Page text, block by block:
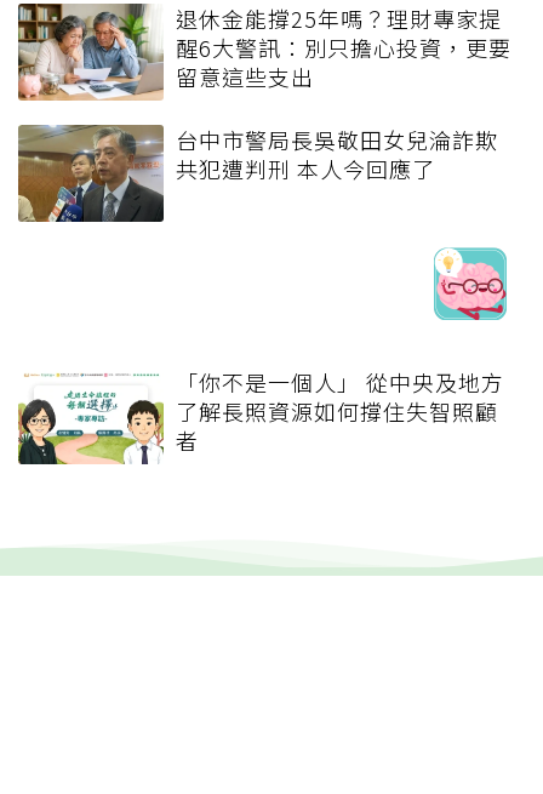
退休金能撐25年嗎？理財專家提
醒6大警訊：別只擔心投資，更要
留意這些支出
台中市警局長吳敬田女兒淪詐欺
共犯遭判刑 本人今回應了
「你不是一個人」 從中央及地方
了解長照資源如何撐住失智照顧
者